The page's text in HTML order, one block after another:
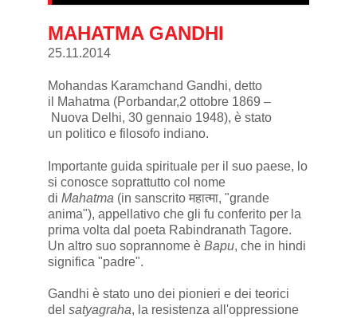
MAHATMA GANDHI
25.11.2014
Mohandas Karamchand Gandhi, detto
il Mahatma (Porbandar,2 ottobre 1869 –
Nuova Delhi, 30 gennaio 1948), è stato
un politico e filosofo indiano.
Importante guida spirituale per il suo paese, lo
si conosce soprattutto col nome
di Mahatma (in sanscrito महात्मा, "grande
anima"), appellativo che gli fu conferito per la
prima volta dal poeta Rabindranath Tagore.
Un altro suo soprannome è Bapu, che in hindi
significa "padre".
Gandhi è stato uno dei pionieri e dei teorici
del satyagraha, la resistenza all'oppressione